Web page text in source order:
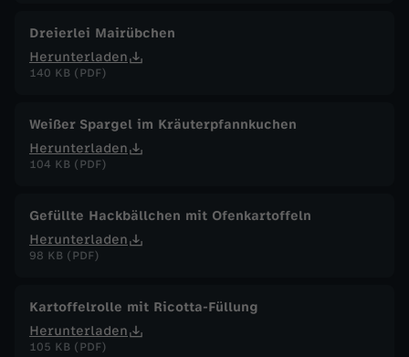
Dreierlei Mairübchen
Herunterladen
140 KB (PDF)
Weißer Spargel im Kräuterpfannkuchen
Herunterladen
104 KB (PDF)
Gefüllte Hackbällchen mit Ofenkartoffeln
Herunterladen
98 KB (PDF)
Kartoffelrolle mit Ricotta-Füllung
Herunterladen
105 KB (PDF)